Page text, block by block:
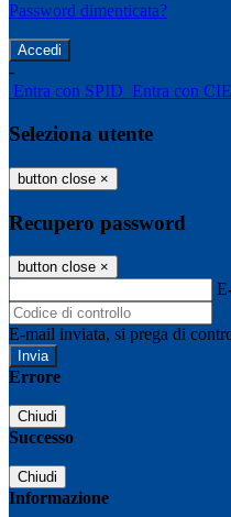
Password dimenticata?
-
Entra con SPID Entra con CIE
Seleziona utente
button close ×
Recupero password
button close ×
E-mail inviata, si prega di
Errore
Chiudi
Successo
Chiudi
Informazione